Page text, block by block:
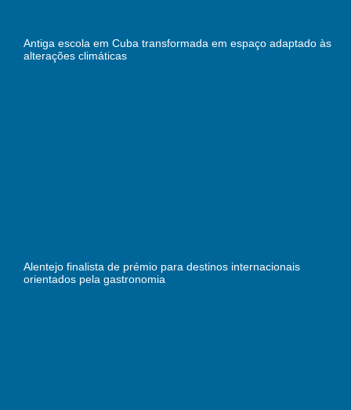
Antiga escola em Cuba transformada em espaço adaptado às
alterações climáticas
Alentejo finalista de prémio para destinos internacionais
orientados pela gastronomia